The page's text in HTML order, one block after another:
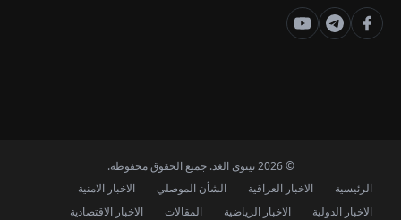
© 2026 نينوى الغد. جميع الحقوق محفوظة.
الرئيسية الاخبار العراقية الشأن الموصلي
الاخبار الامنية
الاخبار الدولية
الاخبار الرياضية المقالات الاخبار الاقتصادية